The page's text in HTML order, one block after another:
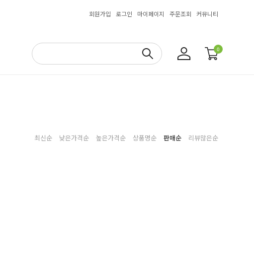
회원가입 로그인 마이페이지 주문조회 커뮤니티
0
최신순 낮은가격순 높은가격순 상품명순 판매순 리뷰많은순